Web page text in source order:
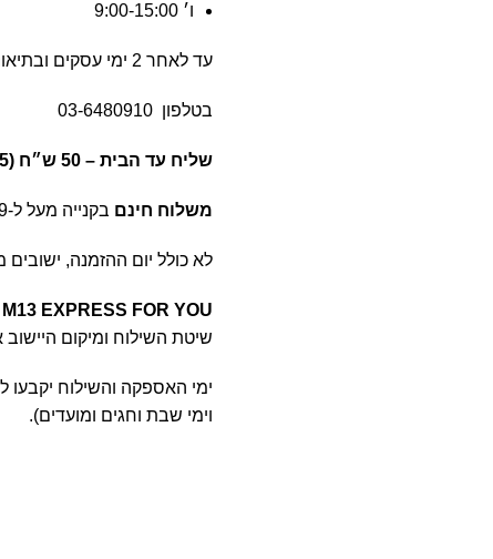
ו׳ 9:00-15:00
עד לאחר 2 ימי עסקים ובתיאום הגעה מראש
בטלפון 03-6480910
שליח עד הבית –
משלוח חינם בקנייה מעל ל-499
לא כולל יום ההזמנה, ישובים מרוחקים
M13 EXPRESS FOR YOU
שיטת השילוח ומיקום
ימי האספקה והשילוח יקבעו
וימי שבת וחגים ומועדים).